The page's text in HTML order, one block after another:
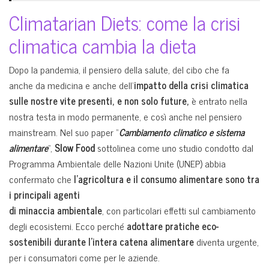
Climatarian Diets: come la crisi
climatica cambia la dieta
Dopo la pandemia, il pensiero della salute, del cibo che fa
anche da medicina e anche dell’impatto della crisi climatica
sulle nostre vite presenti, e non solo future, è entrato nella
nostra testa in modo permanente, e così anche nel pensiero
mainstream. Nel suo paper “Cambiamento climatico e sistema
alimentare“,Slow Foodsottolinea come uno studio condotto dal
Programma Ambientale delle Nazioni Unite (UNEP) abbia
confermato che l’agricoltura e il consumo alimentare sono tra
i principali agenti
di minaccia ambientale, con particolari effetti sul cambiamento
degli ecosistemi. Ecco perché adottare pratiche eco-
sostenibili durante l’intera catena alimentarediventa urgente,
per i consumatori come per le aziende.